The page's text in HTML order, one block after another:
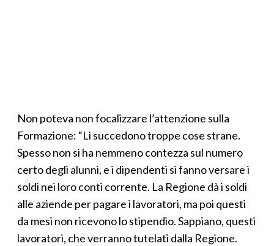
Non poteva non focalizzare l’attenzione sulla
Formazione: “Lì succedono troppe cose strane.
Spesso non si ha nemmeno contezza sul numero
certo degli alunni, e i dipendenti si fanno versare i
soldi nei loro conti corrente. La Regione dà i soldi
alle aziende per pagare i lavoratori, ma poi questi
da mesi non ricevono lo stipendio. Sappiano, questi
lavoratori, che verranno tutelati dalla Regione.